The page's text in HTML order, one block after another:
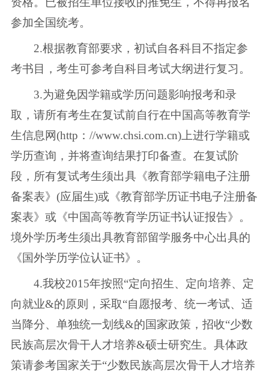
参加全国统考。
2.根据教育部要求，初试自各科目不指定参
考书目，考生可参考自科目考试大纲进行复习。
3.为避免因学籍或学历问题影响报考和录
取，请所有考生在复试前自行在中国高等教育学
生信息网(http：//www.chsi.com.cn)上进行学籍或
学历查询，并将查询结果打印备查。在复试阶
段，所有复试考生须出具《教育部学籍电子注册
备案表》(应届生)或《教育部学历证书电子注册备
案表》或《中国高等教育学历证书认证报告》。
境外学历考生须出具教育部留学服务中心出具的
《国外学历学位认证书》。
4.我校2015年按照“定向招生、定向培养、定
向就业&的原则，采取“自愿报考、统一考试、适
当降分、单独统一划线&的国家政策，招收“少数
民族高层次骨干人才培养&硕士研究生。具体政
策请参考国家关于“少数民族高层次骨干人才培养